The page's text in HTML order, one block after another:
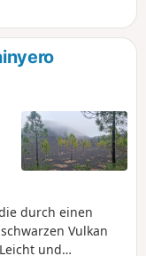
(2) und
200 m
Runde
durch einen
Vulkan
und